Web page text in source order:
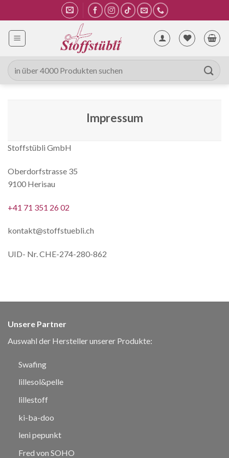
Inhalt
springen
Suche
nach:
Impressum
Stoffstübli GmbH
Oberdorfstrasse 35
9100 Herisau
+41 71 351 26 02
kontakt@stoffstuebli.ch
UID- Nr. CHE-274-280-862
Unsere Partner
Auswahl der Hersteller unserer Produkte:
Swafing
lillesol&pelle
lillestoff
ki-ba-doo
leni pepunkt
Fred von SOHO